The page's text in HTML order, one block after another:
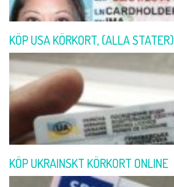
KÖP USA KÖRKORT, (ALLA STATER)
KÖP UKRAINSKT KÖRKORT ONLINE